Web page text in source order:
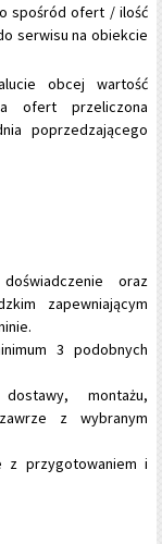
spośród ofert / ilość
serwisu na obiekcie
obcej wartość
ofert przeliczona
poprzedzającego
oraz
zapewniającym
3 podobnych
montażu,
z wybranym
z przygotowaniem i